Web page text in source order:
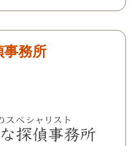
が
ア
く
も
と
ありましたので相談して
さりました。結果として
貞行為の確たる写真が出
して下さり応援してるか
ねと温かい言葉までかけ
務所